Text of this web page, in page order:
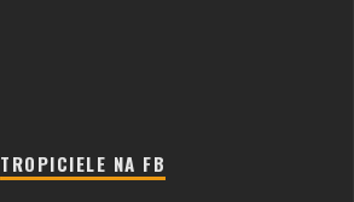
TROPICIELE NA FB